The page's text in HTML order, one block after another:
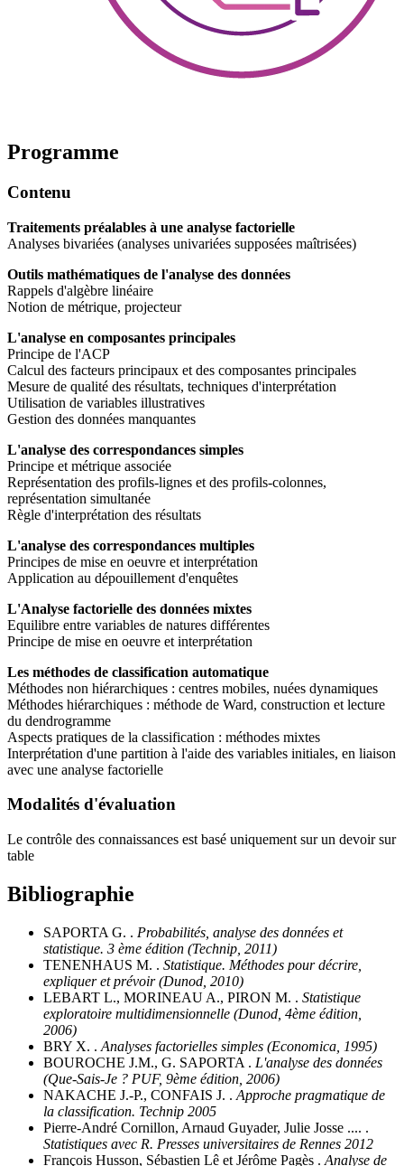
Programme
Contenu
Traitements préalables à une analyse factorielle
Analyses bivariées (analyses univariées supposées maîtrisées)
Outils mathématiques de l'analyse des données
Rappels d'algèbre linéaire
Notion de métrique, projecteur
L'analyse en composantes principales
Principe de l'ACP
Calcul des facteurs principaux et des composantes principales
Mesure de qualité des résultats, techniques d'interprétation
Utilisation de variables illustratives
Gestion des données manquantes
L'analyse des correspondances simples
Principe et métrique associée
Représentation des profils-lignes et des profils-colonnes,
représentation simultanée
Règle d'interprétation des résultats
L'analyse des correspondances multiples
Principes de mise en oeuvre et interprétation
Application au dépouillement d'enquêtes
L'Analyse factorielle des données mixtes
Equilibre entre variables de natures différentes
Principe de mise en oeuvre et interprétation
Les méthodes de classification automatique
Méthodes non hiérarchiques : centres mobiles, nuées dynamiques
Méthodes hiérarchiques : méthode de Ward, construction et lecture
du dendrogramme
Aspects pratiques de la classification : méthodes mixtes
Interprétation d'une partition à l'aide des variables initiales, en liaison
avec une analyse factorielle
Modalités d'évaluation
Le contrôle des connaissances est basé uniquement sur un devoir sur
table
Bibliographie
SAPORTA G. . Probabilités, analyse des données et
statistique. 3 ème édition (Technip, 2011)
TENENHAUS M. . Statistique. Méthodes pour décrire,
expliquer et prévoir (Dunod, 2010)
LEBART L., MORINEAU A., PIRON M. . Statistique
exploratoire multidimensionnelle (Dunod, 4ème édition,
2006)
BRY X. . Analyses factorielles simples (Economica, 1995)
BOUROCHE J.M., G. SAPORTA . L'analyse des données
(Que-Sais-Je ? PUF, 9ème édition, 2006)
NAKACHE J.-P., CONFAIS J. . Approche pragmatique de
la classification. Technip 2005
Pierre-André Cornillon, Arnaud Guyader, Julie Josse .... .
Statistiques avec R. Presses universitaires de Rennes 2012
François Husson, Sébastien Lê et Jérôme Pagès . Analyse de